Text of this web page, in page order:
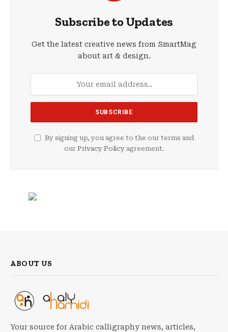
Subscribe to Updates
Get the latest creative news from SmartMag
about art & design.
By signing up, you agree to the our terms and
our Privacy Policyagreement.
ABOUT US
Your source for Arabic calligraphy news, articles,